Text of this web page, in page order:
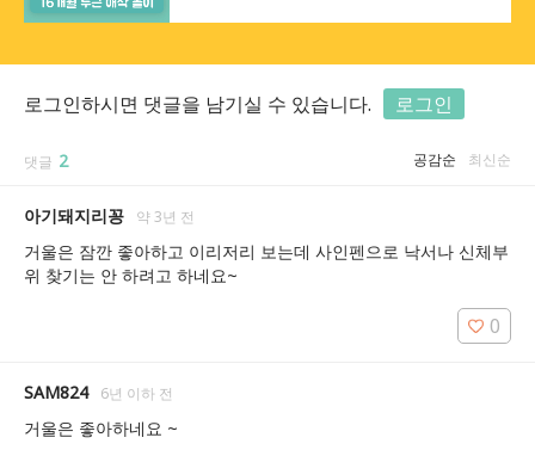
로그인하시면 댓글을 남기실 수 있습니다. 로그인
댓글 2 공감순 최신순
아기돼지리꽁 약 3년 전
거울은 잠깐 좋아하고 이리저리 보는데 사인펜으로 낙서나 신체부
위 찾기는 안 하려고 하네요~
0
SAM824 6년 이하 전
거울은 좋아하네요 ~